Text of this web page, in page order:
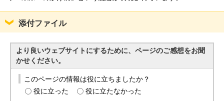
添付ファイル
より良いウェブサイトにするために、ページのご感想をお聞
かせください。
このページの情報は役に立ちましたか？
役に立った
役に立たなかった